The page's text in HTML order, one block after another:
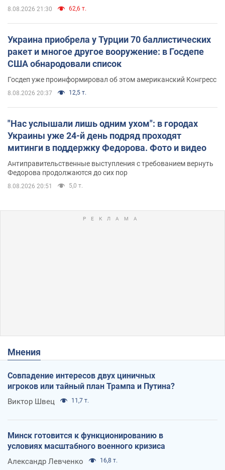
8.08.2026 21:30 62,6 т.
Украина приобрела у Турции 70 баллистических
ракет и многое другое вооружение: в Госдепе
США обнародовали список
Госдеп уже проинформировал об этом американский Конгресс
8.08.2026 20:37 12,5 т.
"Нас услышали лишь одним ухом": в городах
Украины уже 24-й день подряд проходят
митинги в поддержку Федорова. Фото и видео
Антиправительственные выступления с требованием вернуть
Федорова продолжаются до сих пор
8.08.2026 20:51 5,0 т.
Мнения
Совпадение интересов двух циничных
игроков или тайный план Трампа и Путина?
Виктор Швец 11,7 т.
Минск готовится к функционированию в
условиях масштабного военного кризиса
Александр Левченко 16,8 т.